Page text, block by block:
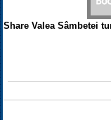
Share Valea Sâmbetei